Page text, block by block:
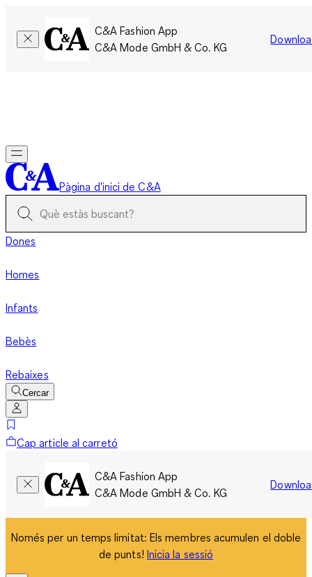
C&A Fashion App
C&A Mode GmbH & Co. KG
Pàgina d'inici de C&A
Dones
Homes
Infants
Bebès
Rebaixes
Cercar
Cap article al carretó
C&A Fashion App
C&A Mode GmbH & Co. KG
Només per un temps limitat: Els membres acumulen el doble
de punts! Inicia la sessió